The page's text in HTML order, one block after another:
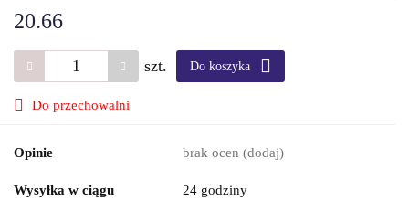
20.66
szt. Do koszyka
Do przechowalni
Opinie brak ocen (dodaj)
Wysyłka w ciągu 24 godziny